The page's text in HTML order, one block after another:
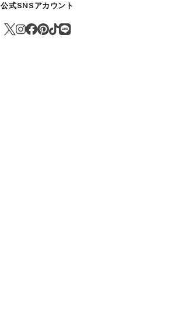
公式SNSアカウント